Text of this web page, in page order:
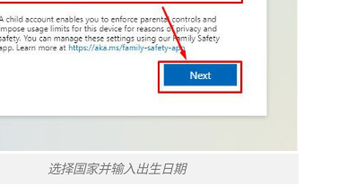
选择国家并输入出生日期